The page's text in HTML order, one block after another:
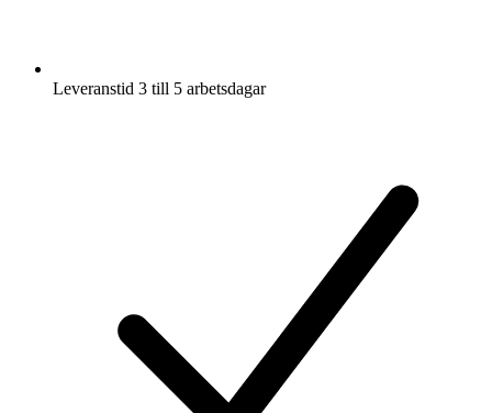
Leveranstid 3 till 5 arbetsdagar